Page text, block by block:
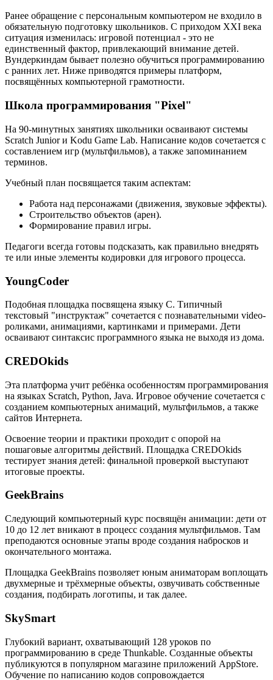
Ранее обращение с персональным компьютером не входило в
обязательную подготовку школьников. С приходом XXI века
ситуация изменилась: игровой потенциал - это не
единственный фактор, привлекающий внимание детей.
Вундеркиндам бывает полезно обучиться программированию
с ранних лет. Ниже приводятся примеры платформ,
посвящённых компьютерной грамотности.
Школа программирования "Pixel"
На 90-минутных занятиях школьники осваивают системы
Scratch Junior и Kodu Game Lab. Написание кодов сочетается с
составлением игр (мультфильмов), а также запоминанием
терминов.
Учебный план посвящается таким аспектам:
Работа над персонажами (движения, звуковые эффекты).
Строительство объектов (арен).
Формирование правил игры.
Педагоги всегда готовы подсказать, как правильно внедрять
те или иные элементы кодировки для игрового процесса.
YoungCoder
Подобная площадка посвящена языку C. Типичный
текстовый "инструктаж" сочетается с познавательными video-
роликами, анимациями, картинками и примерами. Дети
осваивают синтаксис программного языка не выходя из дома.
CREDOkids
Эта платформа учит ребёнка особенностям программирования
на языках Scratch, Python, Java. Игровое обучение сочетается с
созданием компьютерных анимаций, мультфильмов, а также
сайтов Интернета.
Освоение теории и практики проходит с опорой на
пошаговые алгоритмы действий. Площадка CREDOkids
тестирует знания детей: финальной проверкой выступают
итоговые проекты.
GeekBrains
Следующий компьютерный курс посвящён анимации: дети от
10 до 12 лет вникают в процесс создания мультфильмов. Там
преподаются основные этапы вроде создания набросков и
окончательного монтажа.
Площадка GeekBrains позволяет юным аниматорам воплощать
двухмерные и трёхмерные объекты, озвучивать собственные
создания, подбирать логотипы, и так далее.
SkySmart
Глубокий вариант, охватывающий 128 уроков по
программированию в среде Thunkable. Созданные объекты
публикуются в популярном магазине приложений AppStore.
Обучение по написанию кодов сопровождается